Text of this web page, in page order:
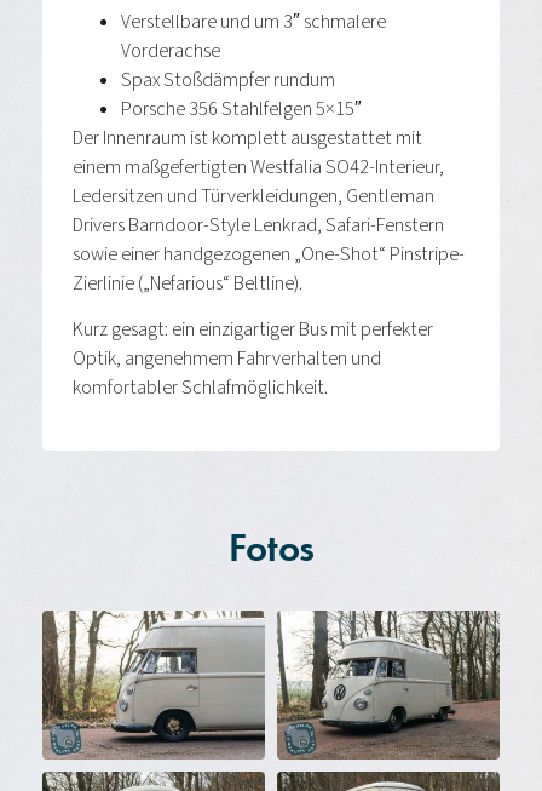
Verstellbare und um 3″ schmalere
Vorderachse
Spax Stoßdämpfer rundum
Porsche 356 Stahlfelgen 5×15″
Der Innenraum ist komplett ausgestattet mit
einem maßgefertigten Westfalia SO42-Interieur,
Ledersitzen und Türverkleidungen, Gentleman
Drivers Barndoor-Style Lenkrad, Safari-Fenstern
sowie einer handgezogenen „One-Shot“ Pinstripe-
Zierlinie („Nefarious“ Beltline).
Kurz gesagt: ein einzigartiger Bus mit perfekter
Optik, angenehmem Fahrverhalten und
komfortabler Schlafmöglichkeit.
Fotos